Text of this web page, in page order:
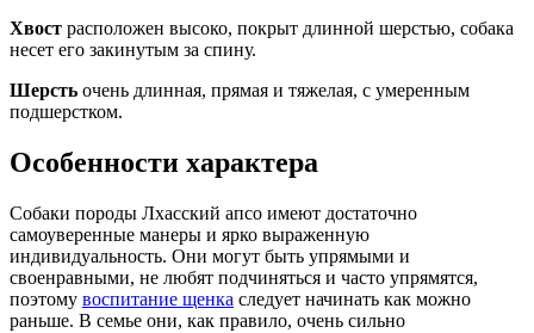
Хвост расположен высоко, покрыт длинной шерстью, собака
несет его закинутым за спину.
Шерсть очень длинная, прямая и тяжелая, с умеренным
подшерстком.
Особенности характера
Собаки породы Лхасский апсо имеют достаточно
самоуверенные манеры и ярко выраженную
индивидуальность. Они могут быть упрямыми и
своенравными, не любят подчиняться и часто упрямятся,
поэтому воспитание щенка следует начинать как можно
раньше. В семье они, как правило, очень сильно